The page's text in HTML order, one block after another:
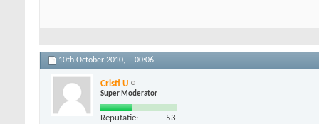
10th October 2010, 00:06
Cristi U
Super Moderator
Reputatie: 53